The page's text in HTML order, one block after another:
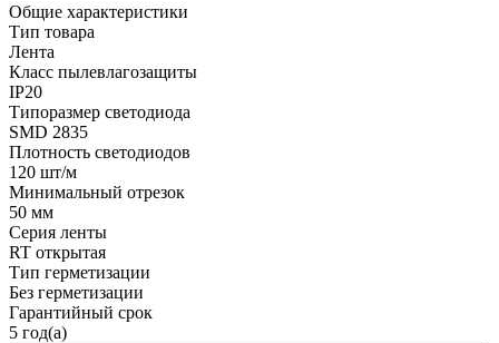
Общие характеристики
Тип товара
Лента
Класс пылевлагозащиты
IP20
Типоразмер светодиода
SMD 2835
Плотность светодиодов
120 шт/м
Минимальный отрезок
50 мм
Серия ленты
RT открытая
Тип герметизации
Без герметизации
Гарантийный срок
5 год(а)